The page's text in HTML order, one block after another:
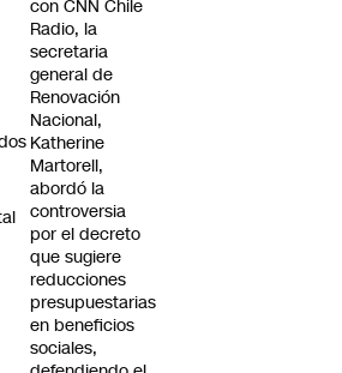
con CNN Chile
Radio, la
secretaria
general de
Renovación
Nacional,
Katherine
Martorell,
abordó la
controversia
por el decreto
que sugiere
reducciones
presupuestarias
en beneficios
sociales,